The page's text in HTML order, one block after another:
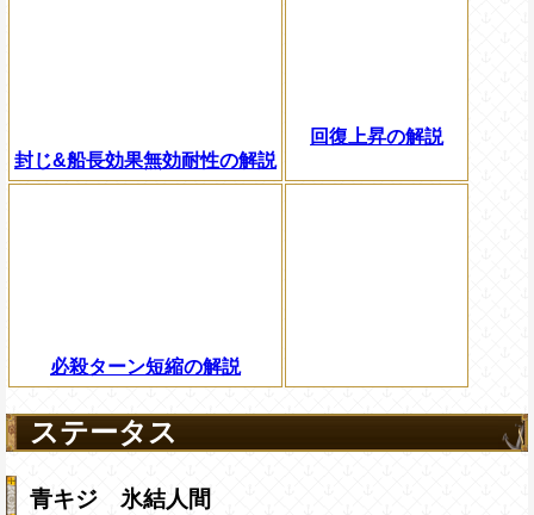
封じ&船長効果無効耐性の解説
回復上昇の解説
必殺ターン短縮の解説
ステータス
青キジ 氷結人間